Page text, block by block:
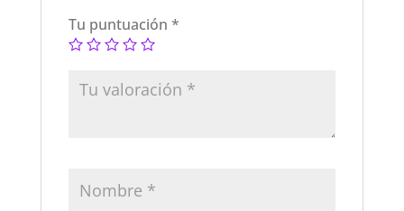
Tu puntuación *